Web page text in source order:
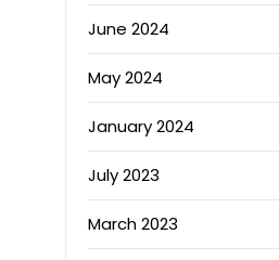
June 2024
May 2024
January 2024
July 2023
March 2023